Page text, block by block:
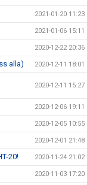
2021-01-20 11:23
2021-01-06 15:11
2020-12-22 20:36
alla) 2020-12-11 18:01
2020-12-11 15:27
2020-12-06 19:11
2020-12-05 10:55
2020-12-01 21:48
20! 2020-11-24 21:02
2020-11-03 17:20